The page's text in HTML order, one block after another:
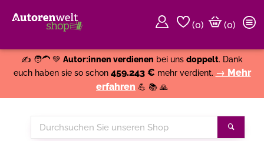
(0)
(0)
✍️ 🧑‍🦱 💚 Autor:innen verdienen bei uns doppelt. Dank
euch haben sie so schon 459.243 € mehr verdient. → Mehr
erfahren 💪 📚 🙏
Durchsuchen
Sie